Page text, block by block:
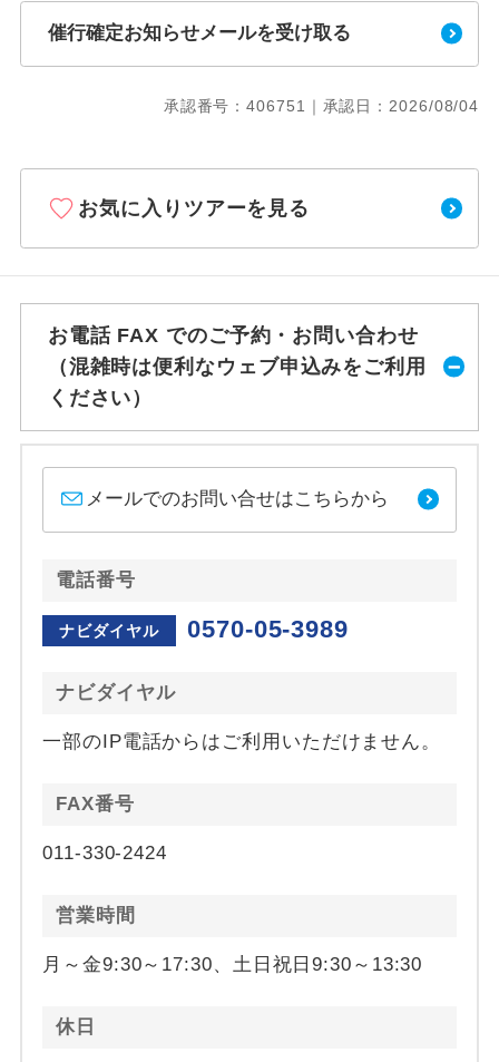
催行確定お知らせメールを受け取る
承認番号：406751｜承認日：2026/08/04
お気に入りツアーを見る
お電話 FAX でのご予約・お問い合わせ
（混雑時は便利なウェブ申込みをご利用
ください）
メールでのお問い合せはこちらから
電話番号
ナビダイヤル 0570-05-3989
ナビダイヤル
一部のIP電話からはご利用いただけません。
FAX番号
011-330-2424
営業時間
月～金9:30～17:30、土日祝日9:30～13:30
休日